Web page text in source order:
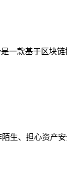
一款基于区块
生、担心资产